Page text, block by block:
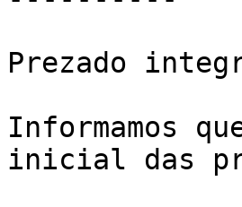
Prezado
Informamos
inicial das